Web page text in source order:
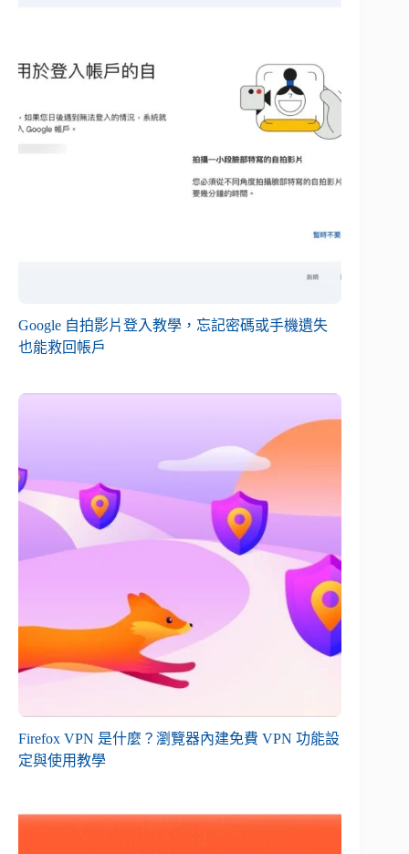
Google 自拍影片登入教學，忘記密碼或手機遺失
也能救回帳戶
Firefox VPN 是什麼？瀏覽器內建免費 VPN 功能設
定與使用教學